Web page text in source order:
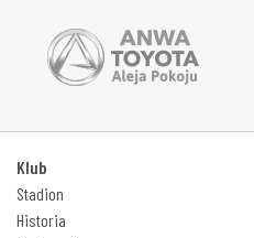
Klub
Stadion
Historia